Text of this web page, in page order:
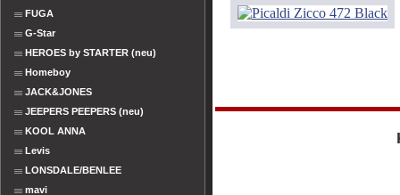
FUGA
G-Star
HEROES by STARTER (neu)
Homeboy
JACK&JONES
JEEPERS PEEPERS (neu)
KOOL ANNA
Levis
LONSDALE/BENLEE
mavi